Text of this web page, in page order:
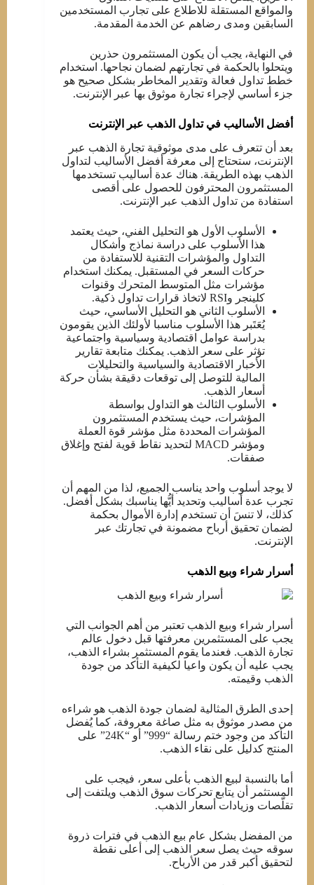
والمواقع المستقلة للاطلاع على تجارب المستخدمين
السابقين ومدى رضاهم عن الخدمة المقدمة.
في النهاية، يجب أن يكون المستثمرون حذرين
ويتحلوا بالحكمة في تجارتهم لضمان نجاحها. استخدام
خطط تداول فعالة وتقدير المخاطر بشكل صحيح هو
جزء أساسي لإجراء تجارة موثوق بها عبر الإنترنت.
أفضل الأساليب في تداول الذهب عبر الإنترنت
بعد أن تتعرف على مدى موثوقية تجارة الذهب عبر
الإنترنت، ستحتاج إلى معرفة أفضل الأساليب لتداول
الذهب بهذه الطريقة. هناك عدة أساليب تستخدمها
المستثمرون المحترفون للحصول على أقصى
استفادة من تداول الذهب عبر الإنترنت.
الأسلوب الأول هو التحليل الفني، حيث يعتمد
هذا الأسلوب على دراسة نماذج وأشكال
التداول والمؤشرات التقنية للاستفادة من
حركات السعر في المستقبل. يمكنك استخدام
مؤشرات مثل المتوسط المتحرك وقنوات
كلينجر وRSI لاتخاذ قرارات تداول ذكية.
الأسلوب الثاني هو التحليل الأساسي، حيث
يُعَتَبر هذا الأسلوب مناسبا لأولئك الذين يقومون
بدراسة عوامل اقتصادية وسياسية واجتماعية
تؤثر على سعر الذهب. يمكنك متابعة تقارير
الأخبار الاقتصادية والسياسية والتحليلات
المالية للتوصل إلى توقعات دقيقة بشأن حركة
أسعار الذهب.
الأسلوب الثالث هو التداول بواسطة
المؤشرات، حيث يستخدم المستثمرون
المؤشرات المحددة مثل مؤشر قوة العملة
ومؤشر MACD لتحديد نقاط قوية لفتح وإغلاق
صفقات.
لا يوجد أسلوب واحد يناسب الجميع، لذا من المهم أن
تجرب عدة أساليب وتحديد أيُّها يناسبك بشكل أفضل.
كذلك، لا تنسَ أن تستخدم إدارة الأموال بحكمة
لضمان تحقيق أرباح مضمونة في تجارتك عبر
الإنترنت.
أسرار شراء وبيع الذهب
أسرار شراء وبيع الذهب تعتبر من أهم الجوانب التي
يجب على المستثمرين معرفتها قبل دخول عالم
تجارة الذهب. فعندما يقوم المستثمر بشراء الذهب،
يجب عليه أن يكون واعيا لكيفية التأكد من جودة
الذهب وقيمته.
إحدى الطرق المثالية لضمان جودة الذهب هو شراءه
من مصدر موثوق به مثل صاغة معروفة، كما يُفضل
التأكد من وجود ختم رسالة “999” أو “24K” على
المنتج كدليل على نقاء الذهب.
أما بالنسبة لبيع الذهب بأعلى سعر، فيجب على
المستثمر أن يتابع تحركات سوق الذهب ويلتفت إلى
تقلّصات وزيادات أسعار الذهب.
من المفضل بشكل عام بيع الذهب في فترات ذروة
سوقه حيث يصل سعر الذهب إلى أعلى نقطة
لتحقيق أكبر قدر من الأرباح.